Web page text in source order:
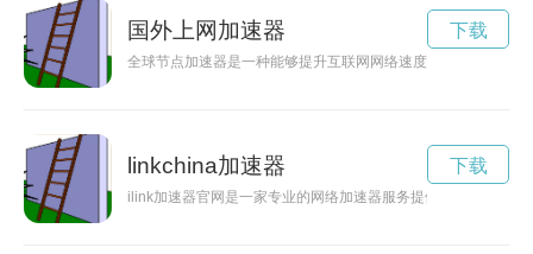
国外上网加速器
全球节点加速器是一种能够提升互联网网络速度和数据传输效
下载
linkchina加速器
ilink加速器官网是一家专业的网络加速器服务提供商，致力于
下载